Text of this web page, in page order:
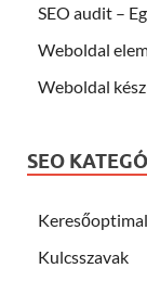
SEO audit –
Weboldal
Weboldal
SEO
Kulcsszavak